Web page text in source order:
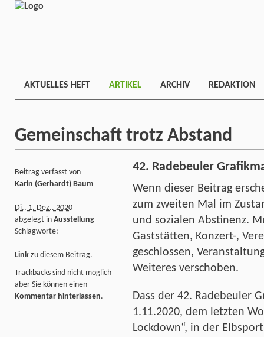
AKTUELLES HEFT ARTIKEL ARCHIV REDAKTION
Gemeinschaft trotz Abstand
42. Radebeuler
Wenn dieser Beitrag
zum zweiten Mal im
und sozialen Abstinenz.
Gaststätten, Konzert-,
geschlossen,
Weiteres verschoben.
Dass der 42. Radebeuler
1.11.2020, dem letzten
Lockdown“, in der
Beitrag verfasst von
Karin (Gerhardt) Baum
Di., 1. Dez.. 2020
abgelegt in Ausstellung
Schlagworte:
Link zu diesem Beitrag.
Trackbacks sind nicht möglich
aber Sie können einen
Kommentar hinterlassen.